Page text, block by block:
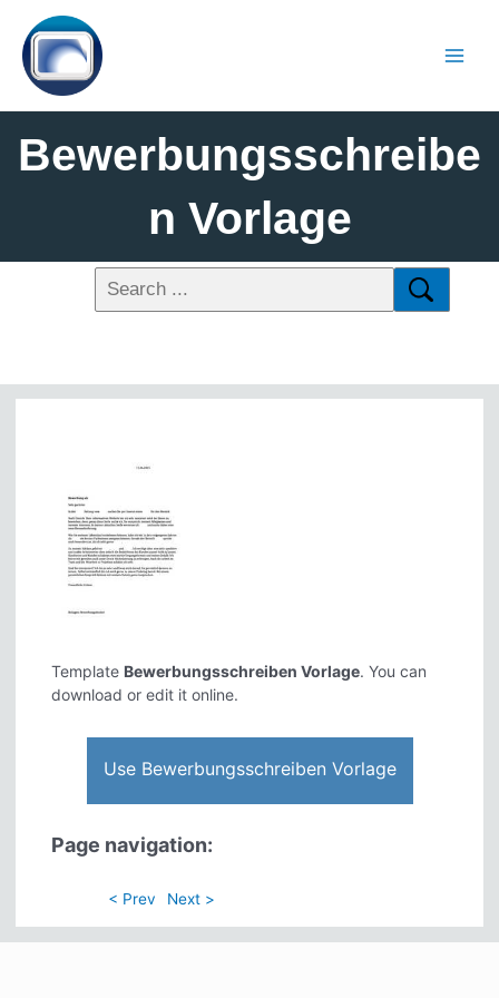
Bewerbungsschreibe
N Vorlage
Template Bewerbungsschreiben Vorlage. You can
download or edit it online.
Use Bewerbungsschreiben Vorlage
Page navigation:
< Prev Next >